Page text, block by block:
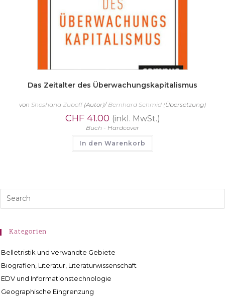
Das Zeitalter des Überwachungskapitalismus
von Shoshana Zuboff(Autor)/Bernhard Schmid (Übersetzung)
CHF41.00 (inkl. MwSt.)
Buch - Hardcover
In den Warenkorb
Kategorien
Belletristik und verwandte Gebiete
Biografien, Literatur, Literaturwissenschaft
EDV und Informationstechnologie
Geographische Eingrenzung